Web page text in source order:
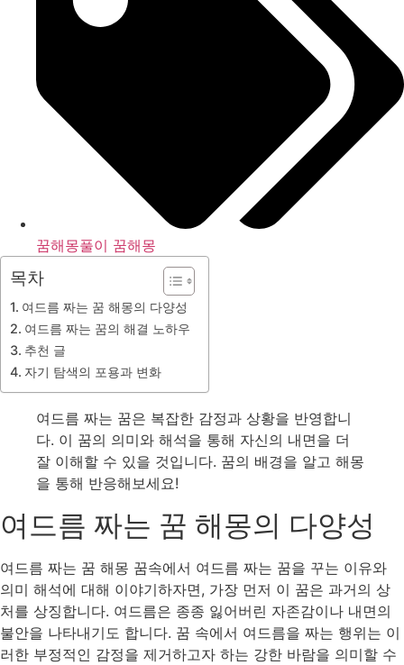
꿈해몽풀이 꿈해몽
목차
여드름 짜는 꿈 해몽의 다양성
여드름 짜는 꿈의 해결 노하우
추천 글
자기 탐색의 포용과 변화
여드름 짜는 꿈은 복잡한 감정과 상황을 반영합니
다. 이 꿈의 의미와 해석을 통해 자신의 내면을 더
잘 이해할 수 있을 것입니다. 꿈의 배경을 알고 해몽
을 통해 반응해보세요!
여드름 짜는 꿈 해몽의 다양성
여드름 짜는 꿈 해몽 꿈속에서 여드름 짜는 꿈을 꾸는 이유와
의미 해석에 대해 이야기하자면, 가장 먼저 이 꿈은 과거의 상
처를 상징합니다. 여드름은 종종 잃어버린 자존감이나 내면의
불안을 나타내기도 합니다. 꿈 속에서 여드름을 짜는 행위는 이
러한 부정적인 감정을 제거하고자 하는 강한 바람을 의미할 수